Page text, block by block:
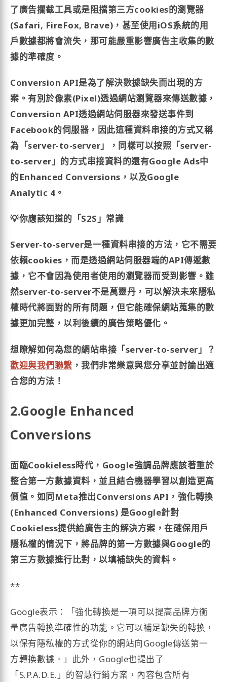
了廣告攔截工具或是阻擋第三方cookies的瀏覽器
(Safari, FireFox, Brave)，甚至使用iOS系統的用
戶數據都將會流失，那可能嚴重影響廣告主收集的數
據的準確度。
Conversion API是為了解決數據缺失而出現的方
案。有別於像素(Pixel)透過網站瀏覽器來傳送數據，
Conversion API透過網站伺服器來發送事件到
Facebook的伺服器，因此這種資料串接的方式又稱
為「server-to-server」，同樣可以按照「server-
to-server」的方式串接資料的還有Google Ads中
的Enhanced Conversions，以及Google
Analytic 4。
💡你應該知道的「S2S」常識
Server-to-server是一種資料串接的方法，它不需要
依賴cookies，而是透過網站伺服器端的API傳遞數
據，它不會因為使用者使用的瀏覽器而受到影響。雖
然server-to-server不是萬靈丹，可以解決未來隱私
權時代將面對的所有問題，但它能確保網站蒐集的數
據更加完整，以利後續的廣告策略優化。
想瞭解如何為您的網站串接「server-to-server」？
歡迎與我們聯繫 ，我們非常樂意與您分享並討論出適
合您的方法！
2.Google Enhanced
Conversions
面臨Cookieless時代，Google強調品牌應該著重於
整合第一方數據資料，並且結合機器學習以創造更高
價值。如同Meta推出Conversions API，強化轉換
(Enhanced Conversions) 是Google針對
Cookieless提供給廣告主的解決方案，在確保用戶
隱私權的情況下，將品牌的第一方數據與Google的
第三方數據進行比對，以填補缺失的資料。
**
Google表示：「強化轉換是一項可以提高品牌方衡
量廣告轉換準確性的功能。它可以補足缺失的轉換，
以保有隱私權的方式從你的網站向Google傳送第一
方轉換數據。」此外，Google也提出了
「S.P.A.D.E.」的智慧行銷方案，內容包含所有